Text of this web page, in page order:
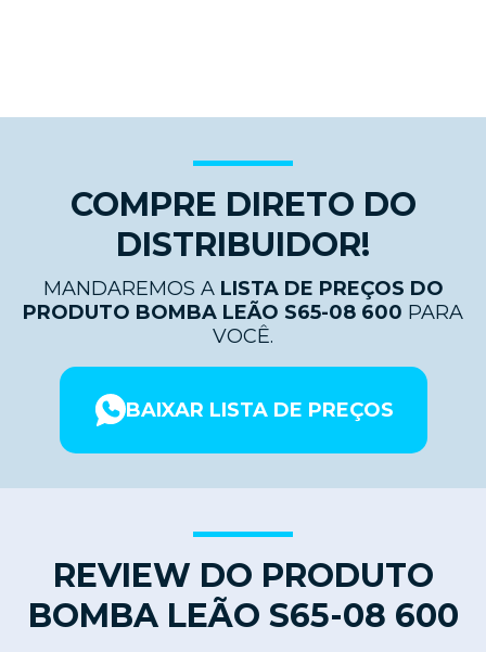
COMPRE DIRETO DO
DISTRIBUIDOR!
MANDAREMOS A LISTA DE PREÇOS DO
PRODUTO BOMBA LEÃO S65-08 600 PARA
VOCÊ.
BAIXAR LISTA DE PREÇOS
REVIEW DO PRODUTO
BOMBA LEÃO S65-08 600